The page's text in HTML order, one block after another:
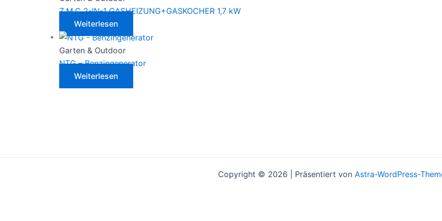
Z.M.C 2-IN-1 GASHEIZUNG+GASKOCHER 1,7 kW
Weiterlesen
Garten & Outdoor
NTG – Benzingenerator
Weiterlesen
Copyright © 2026 | Präsentiert von Astra-WordPress-